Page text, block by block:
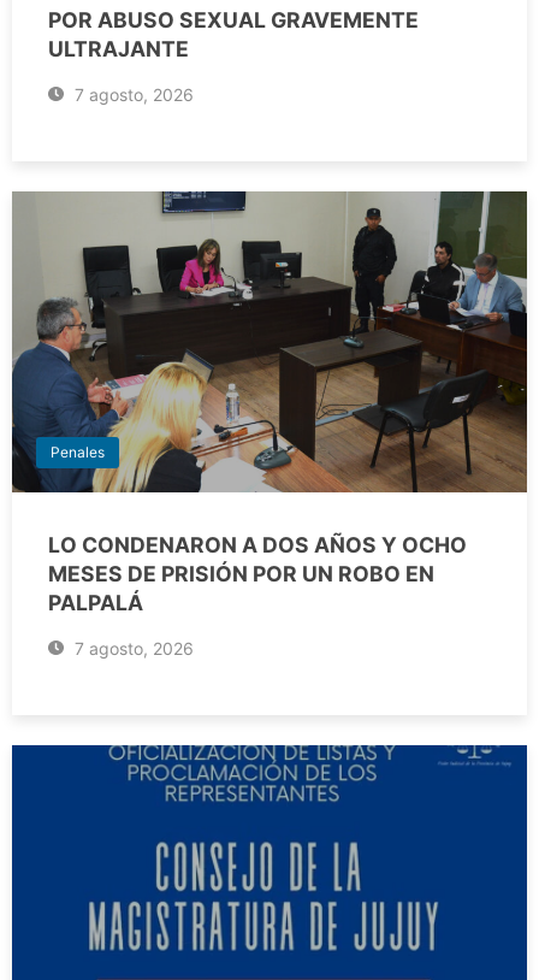
POR ABUSO SEXUAL GRAVEMENTE
ULTRAJANTE
7 agosto, 2026
Penales
LO CONDENARON A DOS AÑOS Y OCHO
MESES DE PRISIÓN POR UN ROBO EN
PALPALÁ
7 agosto, 2026